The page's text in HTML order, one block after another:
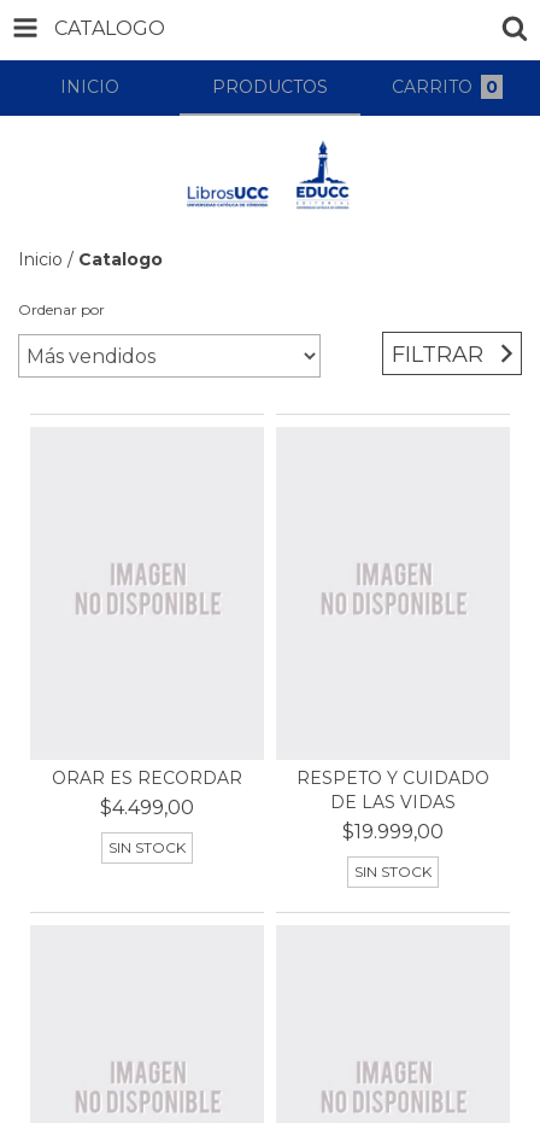
CATALOGO
INICIO PRODUCTOS CARRITO 0
Inicio / Catalogo
Ordenar por
FILTRAR
ORAR ES RECORDAR
$4.499,00
SIN STOCK
RESPETO Y CUIDADO
DE LAS VIDAS
$19.999,00
SIN STOCK